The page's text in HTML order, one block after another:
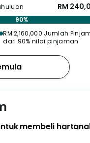
RM
90%
RM 2,160,000 Jumlah
dari 90% nilai pinjaman
membeli